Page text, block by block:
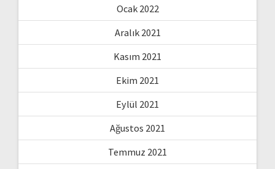
Ocak 2022
Aralık 2021
Kasım 2021
Ekim 2021
Eylül 2021
Ağustos 2021
Temmuz 2021